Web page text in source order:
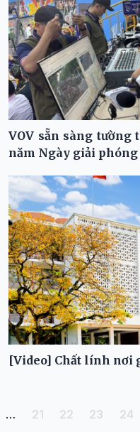
VOV sẵn sàng tường
năm Ngày giải
[Video] Chất lính nơi
Pagination
… Trang
21 Trang
22 Trang
23 24